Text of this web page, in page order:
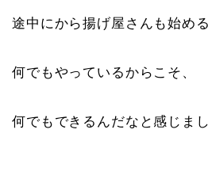
途中にから揚げ屋さんも始め
何でもやっているからこそ、
何でもできるんだなと感じまし